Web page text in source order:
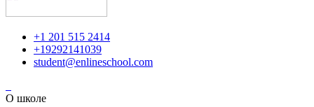
+1 201 515 2414
+19292141039
student@enlineschool.com
О школе